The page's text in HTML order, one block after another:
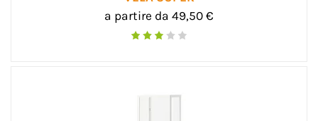
a partire da 49,50 €